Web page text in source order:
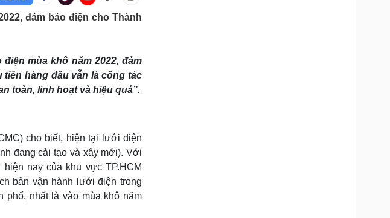
máy
vấn
Doanh nghiệp 24h
Doanh nhân
Vì cộng đồng
sĩ
trang
Việt
Tư vấn
Săn Tour
check-in
đảm bảo điện cho Thành
mùa khô năm 2022, đảm
hàng đầu vẫn là công tác
toàn, linh hoạt và hiệu quả”.
cho biết, hiện tại lưới điện
đang cải tạo và xây mới). Với
nay của khu vực TP.HCM
bản vận hành lưới điện trong
phố, nhất là vào mùa khô năm